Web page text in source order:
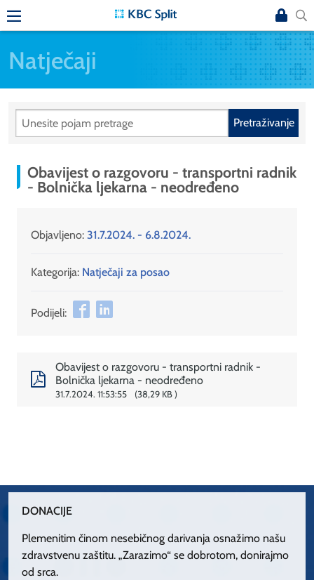
Natječaji
Pretraživanje
Obavijest o razgovoru - transportni radnik
- Bolnička ljekarna - neodređeno
Objavljeno: 31.7.2024. - 6.8.2024.
Kategorija: Natječaji za posao
Podijeli:
Obavijest o razgovoru - transportni radnik -
Bolnička ljekarna - neodređeno
31.7.2024. 11:53:55 38,29 KB
DONACIJE
Plemenitim činom nesebičnog darivanja osnažimo našu
zdravstvenu zaštitu. „Zarazimo“ se dobrotom, donirajmo
od srca.